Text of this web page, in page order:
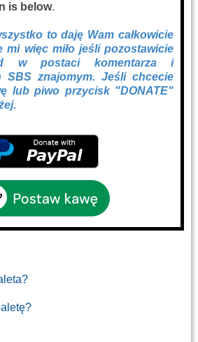
is below.
to daję Wam całkowicie
mi więc miło jeśli pozostawicie
w postaci komentarza i
SBS znajomym. Jeśli chcecie
lub piwo przycisk "DONATE"